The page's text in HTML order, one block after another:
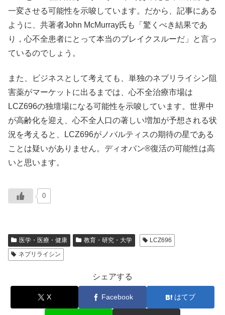
一変させる可能性を示唆しています。だから、記事にある
ように、共著者John McMurray氏も「驚くべき結果であ
り，心不全患者にとって本当のブレイクスルーだ」と言っ
ているのでしょう。
また、ビジネスとして考えても、単独のネプリライシン阻
害薬がマーケットに出るまでは、心不全治療市場は
LCZ696の独壇場になる可能性を示唆しています。世界中
が高齢化を迎え、心不全人口の著しい増加が予想される状
況を考えると、LCZ696がノバルティスの期待の星である
ことは疑いがありません。ディオバン®復活の可能性は高
いと思います。
0
医学・医療・健康 教育・研究・大学
LCZ696
ネプリライシン
シェアする
X Facebook はてブ